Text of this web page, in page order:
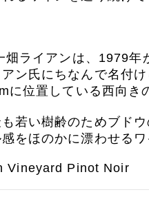
ライアンは、1979
ン氏にちなんで名付
に位置している西向き
若い樹齢のためブド
をほのかに漂わせるワ
Vineyard Pinot Noir